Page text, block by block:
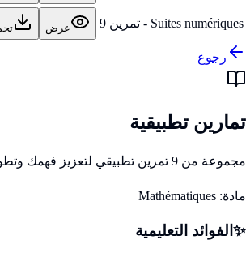
Suites numériques - تمرين 9 عرض
رجوع
تمارين تطبيقية
مجموعة من 9 تمرين تطبيقي لتعزيز فهمك وتطوير مهاراتك في Suites numériques
مادة: Mathématiques
✨ الفوائد التعليمية